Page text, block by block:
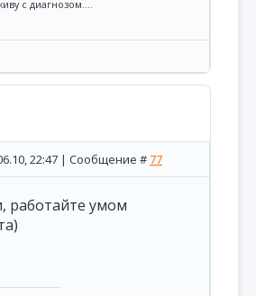
с диагнозом....
22:47 | Сообщение #77
работайте умом